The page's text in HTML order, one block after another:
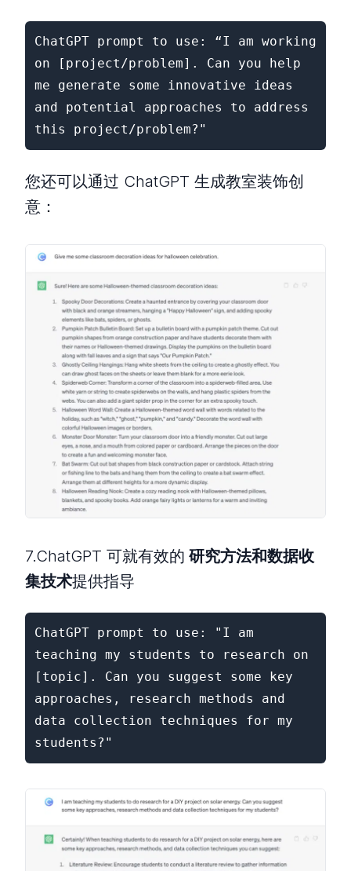
ChatGPT prompt to use: “I am working
on [project/problem]. Can you help
me generate some innovative ideas
and potential approaches to address
this project/problem?"
您还可以通过 ChatGPT 生成教室装饰创
意：
7.ChatGPT 可就有效的 研究方法和数据收
集技术提供指导
ChatGPT prompt to use: "I am
teaching my students to research on
[topic]. Can you suggest some key
approaches, research methods and
data collection techniques for my
students?"